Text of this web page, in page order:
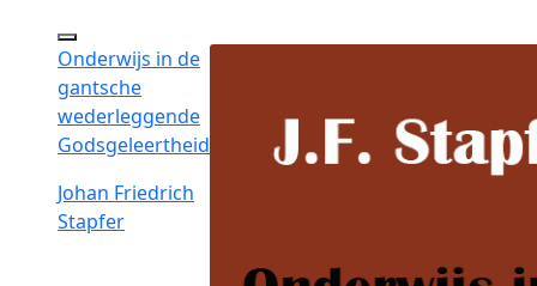
Onderwijs in de
gantsche
wederleggende
Godsgeleertheid
Johan Friedrich
Stapfer